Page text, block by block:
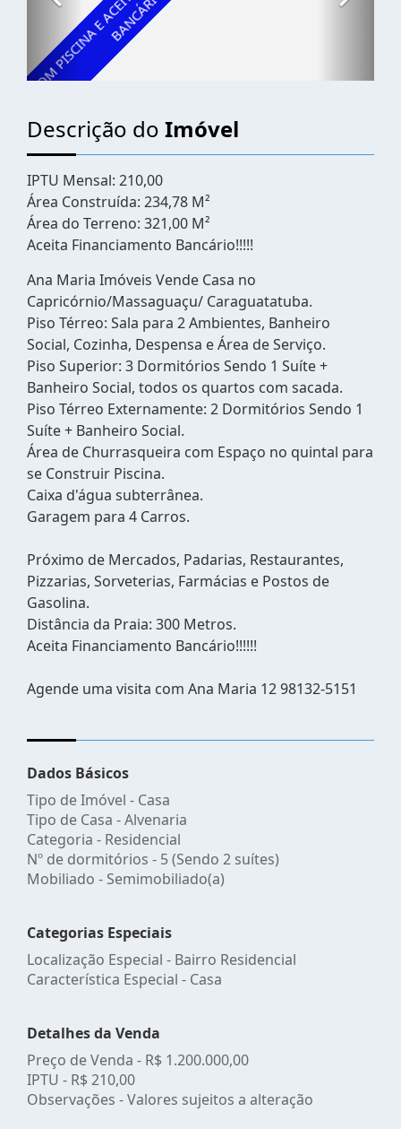
Descrição do Imóvel
IPTU Mensal: 210,00
Área Construída: 234,78 M²
Área do Terreno: 321,00 M²
Aceita Financiamento Bancário!!!!!
Ana Maria Imóveis Vende Casa no
Capricórnio/Massaguaçu/ Caraguatatuba.
Piso Térreo: Sala para 2 Ambientes, Banheiro
Social, Cozinha, Despensa e Área de Serviço.
Piso Superior: 3 Dormitórios Sendo 1 Suíte +
Banheiro Social, todos os quartos com sacada.
Piso Térreo Externamente: 2 Dormitórios Sendo 1
Suíte + Banheiro Social.
Área de Churrasqueira com Espaço no quintal para
se Construir Piscina.
Caixa d'água subterrânea.
Garagem para 4 Carros.
Próximo de Mercados, Padarias, Restaurantes,
Pizzarias, Sorveterias, Farmácias e Postos de
Gasolina.
Distância da Praia: 300 Metros.
Aceita Financiamento Bancário!!!!!!
Agende uma visita com Ana Maria 12 98132-5151
Dados Básicos
Tipo de Imóvel - Casa
Tipo de Casa - Alvenaria
Categoria - Residencial
Nº de dormitórios - 5 (Sendo 2 suítes)
Mobiliado - Semimobiliado(a)
Categorias Especiais
Localização Especial - Bairro Residencial
Característica Especial - Casa
Detalhes da Venda
Preço de Venda - R$ 1.200.000,00
IPTU - R$ 210,00
Observações - Valores sujeitos a alteração